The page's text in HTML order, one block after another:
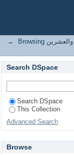
→
Browsing العدد الثاني والعشرين by
Search DSpace
Search DSpace
This Collection
Advanced Search
Browse